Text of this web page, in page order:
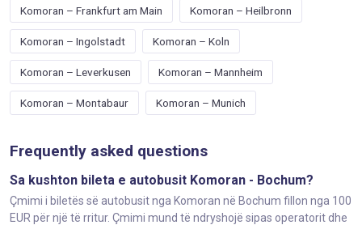
Komoran – Frankfurt am Main Komoran – Heilbronn
Komoran – Ingolstadt Komoran – Koln
Komoran – Leverkusen Komoran – Mannheim
Komoran – Montabaur Komoran – Munich
Frequently asked questions
Sa kushton bileta e autobusit Komoran - Bochum?
Çmimi i biletës së autobusit nga Komoran në Bochum fillon nga 100
EUR për një të rritur. Çmimi mund të ndryshojë sipas operatorit dhe